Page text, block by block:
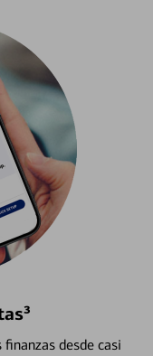
desde casi